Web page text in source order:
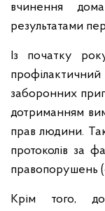
вчинення
результатами
Із початку
заборонних
дотриманням
прав людини.
протоколів за
правопорушень
Крім того,